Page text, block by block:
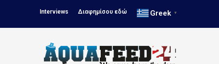
Interviews Διαφημίσου εδώ Greek ▼